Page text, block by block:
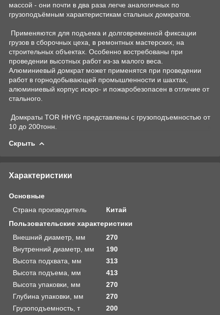
массой - они почти в два раза легче аналогичных по
грузоподъёмным характеристикам стальных домкратов.
Применяются для подъема и долговременной фиксации
грузов в сборочных цеха, в ремонтных мастерских, на
строительных объектах. Особенно востребованы при
проведении высотных работ из-за малого веса.
Алюминиевый домкрат может применятся при проведении
работ в горнодобывающей промышленности и шахтах,
алюминиевый корпус искро- и пожаробезопасен в отличие от
стального.
Домкраты TOR HHYG представлены с грузоподъемностью от
10 до 200тонн.
Скрыть
Характеристики
Основные
Страна производитель
Китай
Пользовательские характеристики
Внешний диаметр, мм
270
Внутренний диаметр, мм
190
Высота подхвата, мм
313
Высота подъема, мм
413
Высота упаковки, мм
270
Глубина упаковки, мм
270
Грузоподъемность, т
200